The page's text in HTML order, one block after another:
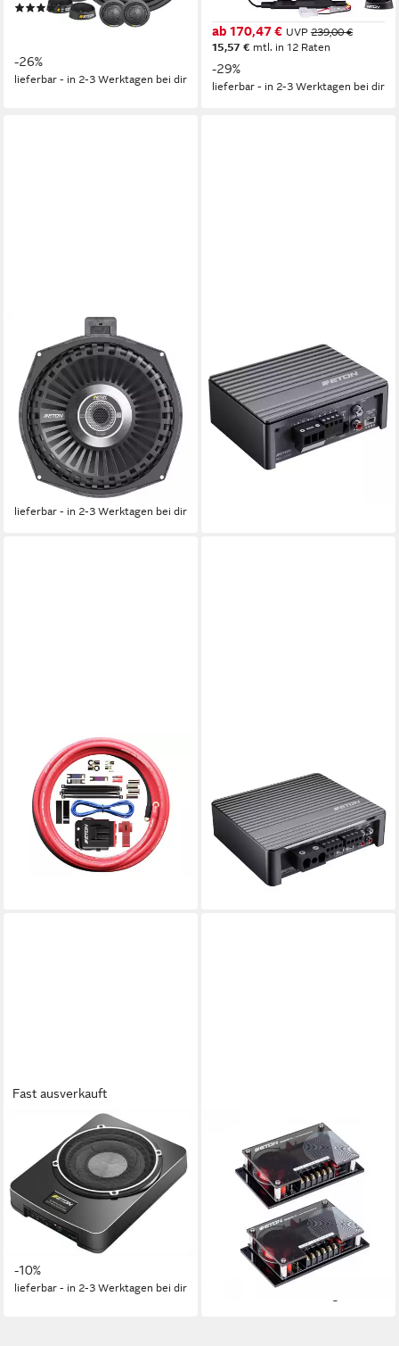
(1)
215,00 €
-26%
lieferbar - in 2-3 Werktagen bei dir
2,35 kg Gewicht
ab 170,47 € UVP 239,00 €
15,57 € mtl. in 12 Raten
-29%
lieferbar - in 2-3 Werktagen bei dir
UG BMW 20 SUB 20 cm
Untersitz Subwoofer für
BMW Auto-Lautsprecher
150 W Gesamtleistung
0 kg Gewicht
ab 200,84 € UVP 239,00 €
18,34 €mtl. in 12 Raten
lieferbar - in 2-3 Werktagen bei dir
PA 1 1-Kanal Verstärker
Monoblock Endverstärker
(Anzahl Kanäle: 1)
ab 127,96 € UVP179,00 €
11,69 €
mtl. in 12 Raten
-29%
lieferbar - in 2-3 Werktagen bei dir
PCC20 Auto-Lautsprecher
ab 55,20 € UVP69,00 €
-20%
lieferbar - in 2-3 Werktagen bei dir
MA 4 4-Kanal Verstärker
Endverstärker (Anzahl Kanäle:
4)
ab 255,55 € UVP299,00 €
12,69 €
mtl. in 24 Raten
lieferbar - in 2-3 Werktagen bei dir
Fast ausverkauft
USB10 25cm Aktivsubwoofer
Auto-Subwoofer
175 W Gesamtleistung
6,73 kg Gewicht
269,10 € UVP299,00 €
mtl. in 24 Raten
-10%
lieferbar - in 2-3 Werktagen bei dir
GRAPHIT X2 High-End SQ
Frequenzweichen Set Auto-
Lautsprecher
Gewicht
109,00 €
129,00 €
9,96 €mtl. in 12 Raten